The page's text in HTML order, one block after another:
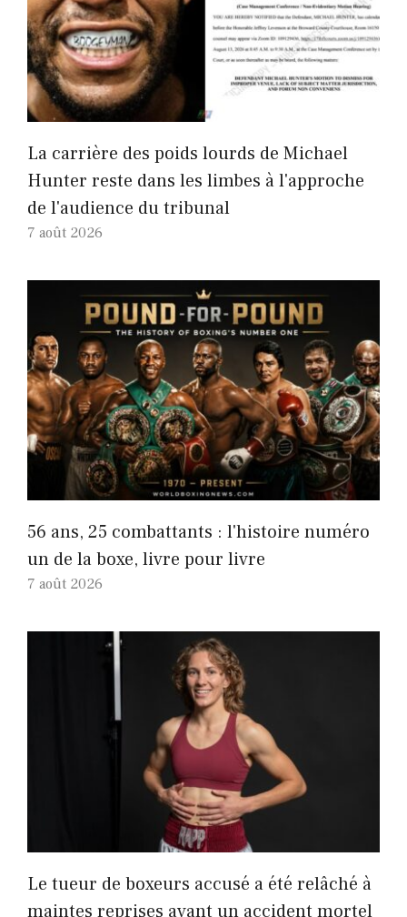
La carrière des poids lourds de Michael
Hunter reste dans les limbes à l'approche
de l'audience du tribunal
7 août 2026
56 ans, 25 combattants : l'histoire numéro
un de la boxe, livre pour livre
7 août 2026
Le tueur de boxeurs accusé a été relâché à
maintes reprises avant un accident mortel